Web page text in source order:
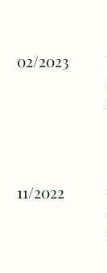
02/2023
11/2022